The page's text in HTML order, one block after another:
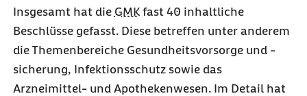
Insgesamt hat die GMKfast 40 inhaltliche
Beschlüsse gefasst. Diese betreffen unter anderem
die Themenbereiche Gesundheitsvorsorge und -
sicherung, Infektionsschutz sowie das
Arzneimittel- und Apothekenwesen. Im Detail hat